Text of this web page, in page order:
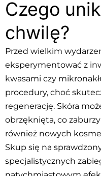
Czego
chwilę?
Przed wielkim
eksperymentować z
kwasami czy
procedury, choć
regenerację. Skóra
obrzęknięta, co
również nowych
Skup się na
specjalistycznych